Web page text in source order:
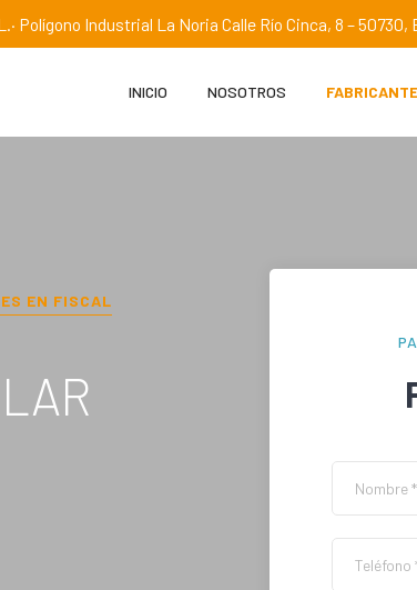
Polígono Industrial La Noria Calle Río Cinca, 8 –
INICIO NOSOTROS
EN FISCAL